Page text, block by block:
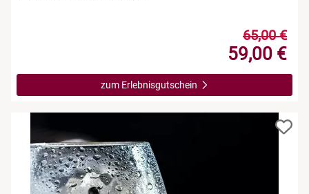
65,00 €
59,00 €
zum Erlebnisgutschein